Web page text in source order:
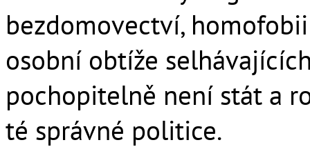
bezdomovectví,
osobní obtíže
pochopitelně není stát a
té správné politice.